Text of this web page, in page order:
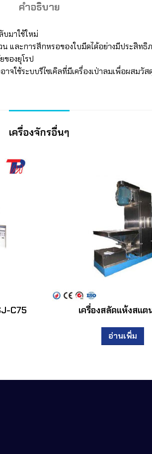
คำอธิบาย
บมาใช้ใหม่
และการสึกหรอของใบมีดได้อย่างมีประสิทธิ
องยุโรป
ใช้ระบบรีไซเคิลที่มีเครื่องเป่าลมเพื่อผสมวั
เครื่องจักรอื่นๆ
C75 เครื่องสลัดแห้งสแต
อ่านเพิ่ม